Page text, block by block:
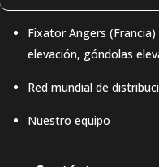
Fixator Angers
elevación, góndolas
Red mundial de
Nuestro equipo